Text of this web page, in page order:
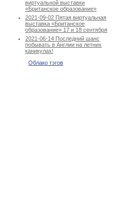
виртуальной выставки
«Британское образование»
2021-09-02 Пятая виртуальная
выставка «Британское
образование» 17 и 18 сентября
2021-06-14 Последний шанс
побывать в Англии на летних
каникулах!
Облако тэгов